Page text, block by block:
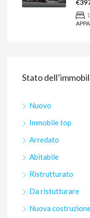
1
Stato
Nuovo
Immobile top
Arredato
Abitabile
Ristrutturato
Da ristutturare
Nuova